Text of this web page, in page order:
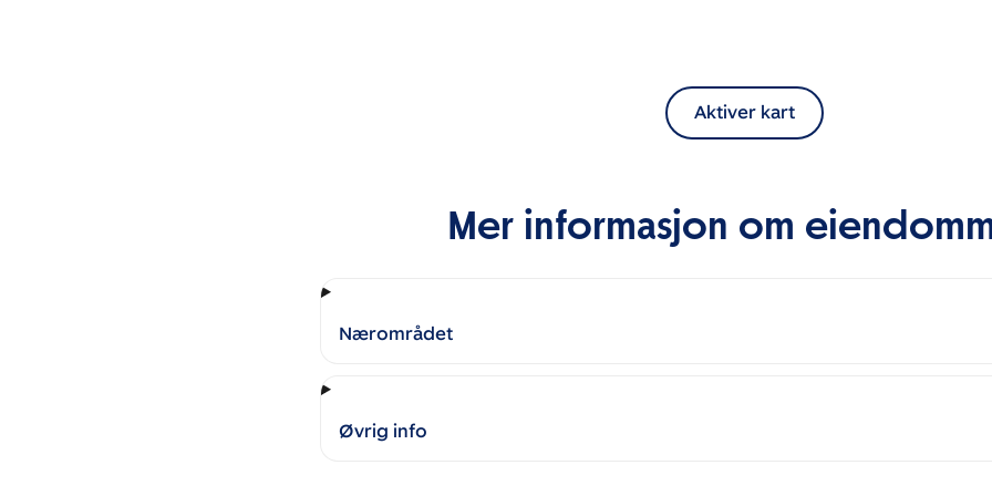
Aktiver kart
Mer informasjon om
Nærområdet
Øvrig info